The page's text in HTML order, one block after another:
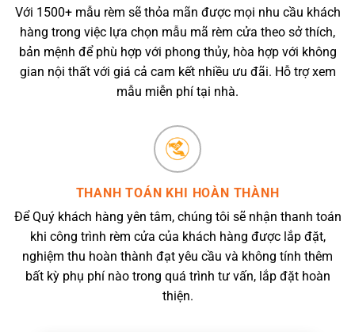
Với 1500+ mẫu rèm sẽ thỏa mãn được mọi nhu cầu khách
hàng trong việc lựa chọn mẫu mã rèm cửa theo sở thích,
bản mệnh để phù hợp với phong thủy, hòa hợp với không
gian nội thất với giá cả cam kết nhiều ưu đãi. Hỗ trợ xem
mẫu miễn phí tại nhà.
THANH TOÁN KHI HOÀN THÀNH
Để Quý khách hàng yên tâm, chúng tôi sẽ nhận thanh toán
khi công trình rèm cửa của khách hàng được lắp đặt,
nghiệm thu hoàn thành đạt yêu cầu và không tính thêm
bất kỳ phụ phí nào trong quá trình tư vấn, lắp đặt hoàn
thiện.